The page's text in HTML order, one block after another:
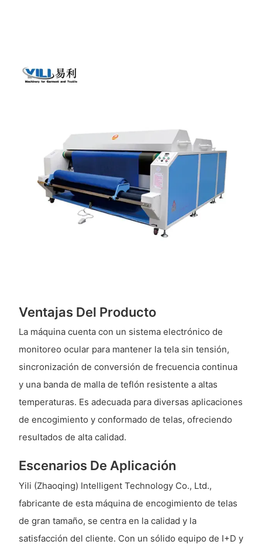
Ventajas Del Producto
La máquina cuenta con un sistema electrónico de
monitoreo ocular para mantener la tela sin tensión,
sincronización de conversión de frecuencia continua
y una banda de malla de teflón resistente a altas
temperaturas. Es adecuada para diversas aplicaciones
de encogimiento y conformado de telas, ofreciendo
resultados de alta calidad.
Escenarios De Aplicación
Yili (Zhaoqing) Intelligent Technology Co., Ltd.,
fabricante de esta máquina de encogimiento de telas
de gran tamaño, se centra en la calidad y la
satisfacción del cliente. Con un sólido equipo de I+D y